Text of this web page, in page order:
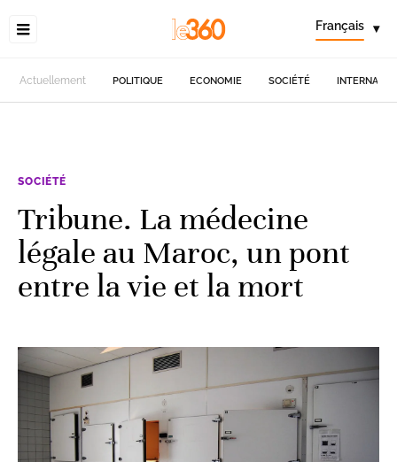
Français ▾
Actuellement POLITIQUE ECONOMIE SOCIÉTÉ
SOCIÉTÉ
Tribune. La médecine
légale au Maroc, un pont
entre la vie et la mort